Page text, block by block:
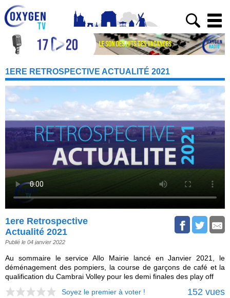
1ERE RETROSPECTIVE ACTUALITÉ 2021
1ere Retrospective
Actualité 2021
Publié le 04 janvier 2022
Au sommaire le service Allo Mairie lancé en Janvier 2021, le
déménagement des pompiers, la course de garçons de café et la
qualification du Cambrai Volley pour les demi finales des play off
Soyez le premier à voter !
152 vues